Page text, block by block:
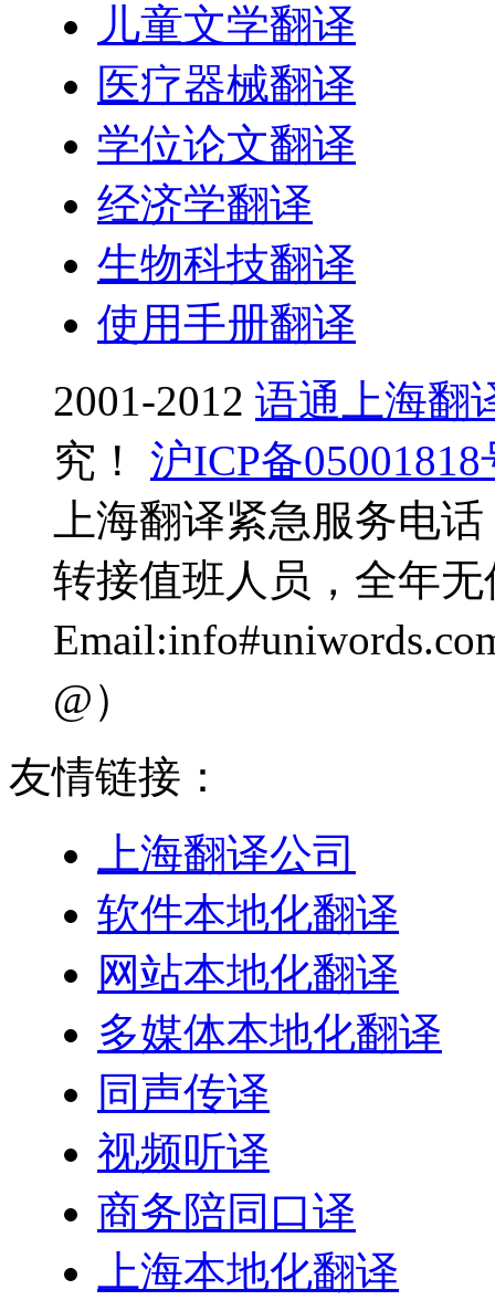
儿童文学翻译
医疗器械翻译
学位论文翻译
经济学翻译
生物科技翻译
使用手册翻译
2001-2012 语通上海翻
究！
沪ICP备05001818
上海翻译紧急服务电
转接值班人员，全年无
@）
友情链接：
上海翻译公司
软件本地化翻译
网站本地化翻译
多媒体本地化翻译
同声传译
视频听译
商务陪同口译
上海本地化翻译